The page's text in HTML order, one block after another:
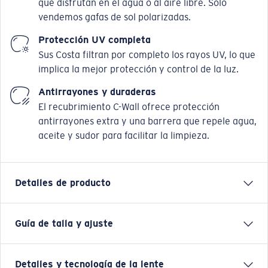
que disfrutan en el agua o al aire libre. Solo
vendemos gafas de sol polarizadas.
Protección UV completa
Sus Costa filtran por completo los rayos UV, lo que
implica la mejor protección y control de la luz.
Antirrayones y duraderas
El recubrimiento C-Wall ofrece protección
antirrayones extra y una barrera que repele agua,
aceite y sudor para facilitar la limpieza.
Detalles de producto
La Isla Isabela, en las Galápagos, da profundidad e
Guía de talla y ajuste
Detalles y tecnología de la lente